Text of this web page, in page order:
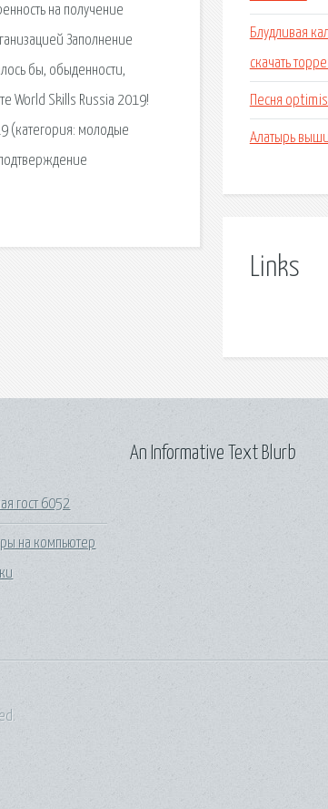
на получение
Заполнение
бы, обыденности,
World Skills Russia 2019!
(категория: молодые
Блудливая
скачать
Песня
Алатырь
Links
гост 6052
на компьютер
An Informative Text Blurb